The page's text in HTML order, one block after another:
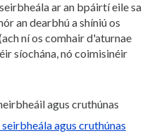
ar an bpáirtí eile sa
an dearbhú a shíniú os
ní os comhair d'aturnae
síochána, nó coimisinéir
agus cruthúnas
agus cruthúnas